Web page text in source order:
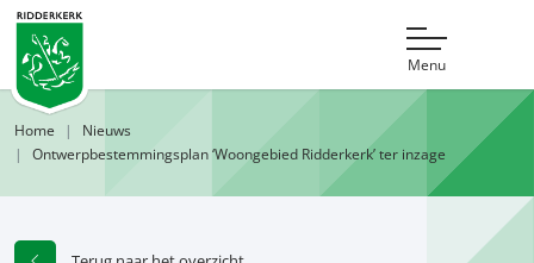
Menu
Home
Nieuws
Ontwerpbestemmingsplan ‘Woongebied Ridderkerk’ ter inzage